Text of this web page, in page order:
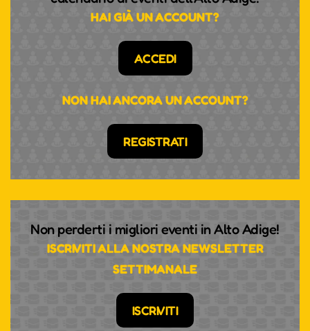
HAI GIÀ UN ACCOUNT?
ACCEDI
NON HAI ANCORA UN ACCOUNT?
REGISTRATI
Non perderti i migliori eventi in Alto Adige!
ISCRIVITI ALLA NOSTRA NEWSLETTER
SETTIMANALE
ISCRIVITI